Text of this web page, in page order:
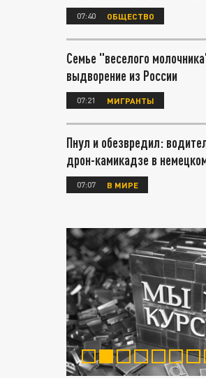
07:40 ОБЩЕСТВО
Семье "веселого
выдворение из России
07:21 МИГРАНТЫ
Пнул и обезвредил:
дрон-камикадзе в
07:07 В МИРЕ